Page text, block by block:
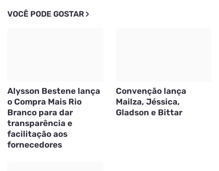
VOCÊ PODE GOSTAR
Alysson Bestene lança
o Compra Mais Rio
Branco para dar
transparência e
facilitação aos
fornecedores
Convenção lança
Mailza, Jéssica,
Gladson e Bittar